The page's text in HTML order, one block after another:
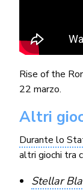
Rise of the
22 marzo.
Altri
Durante lo
altri giochi tra
Stellar